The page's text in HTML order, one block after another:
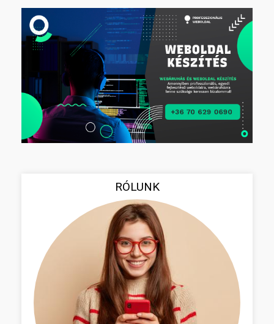
RÓLUNK